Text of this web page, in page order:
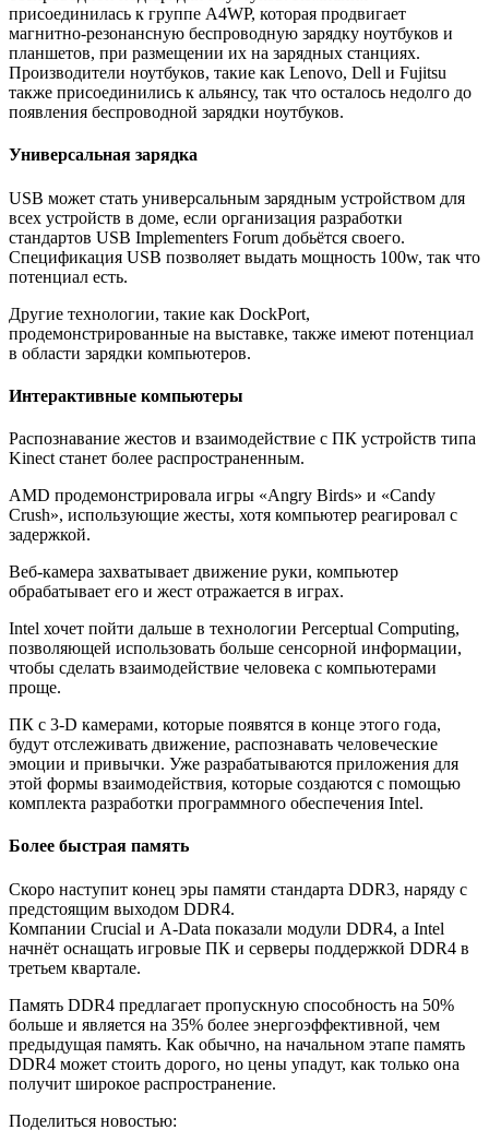
присоединилась к группе A4WP, которая продвигает
магнитно-резонансную беспроводную зарядку ноутбуков и
планшетов, при размещении их на зарядных станциях.
Производители ноутбуков, такие как Lenovo, Dell и Fujitsu
также присоединились к альянсу, так что осталось недолго до
появления беспроводной зарядки ноутбуков.
Универсальная зарядка
USB может стать универсальным зарядным устройством для
всех устройств в доме, если организация разработки
стандартов USB Implementers Forum добьётся своего.
Спецификация USB позволяет выдать мощность 100w, так что
потенциал есть.
Другие технологии, такие как DockPort,
продемонстрированные на выставке, также имеют потенциал
в области зарядки компьютеров.
Интерактивные компьютеры
Распознавание жестов и взаимодействие с ПК устройств типа
Kinect станет более распространенным.
AMD продемонстрировала игры «Angry Birds» и «Candy
Crush», использующие жесты, хотя компьютер реагировал с
задержкой.
Веб-камера захватывает движение руки, компьютер
обрабатывает его и жест отражается в играх.
Intel хочет пойти дальше в технологии Perceptual Computing,
позволяющей использовать больше сенсорной информации,
чтобы сделать взаимодействие человека с компьютерами
проще.
ПК с 3-D камерами, которые появятся в конце этого года,
будут отслеживать движение, распознавать человеческие
эмоции и привычки. Уже разрабатываются приложения для
этой формы взаимодействия, которые создаются с помощью
комплекта разработки программного обеспечения Intel.
Более быстрая память
Скоро наступит конец эры памяти стандарта DDR3, наряду с
предстоящим выходом DDR4.
Компании Crucial и A-Data показали модули DDR4, а Intel
начнёт оснащать игровые ПК и серверы поддержкой DDR4 в
третьем квартале.
Память DDR4 предлагает пропускную способность на 50%
больше и является на 35% более энергоэффективной, чем
предыдущая память. Как обычно, на начальном этапе память
DDR4 может стоить дорого, но цены упадут, как только она
получит широкое распространение.
Поделиться новостью: